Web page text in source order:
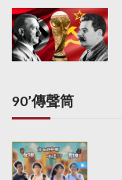
90’傳聲筒